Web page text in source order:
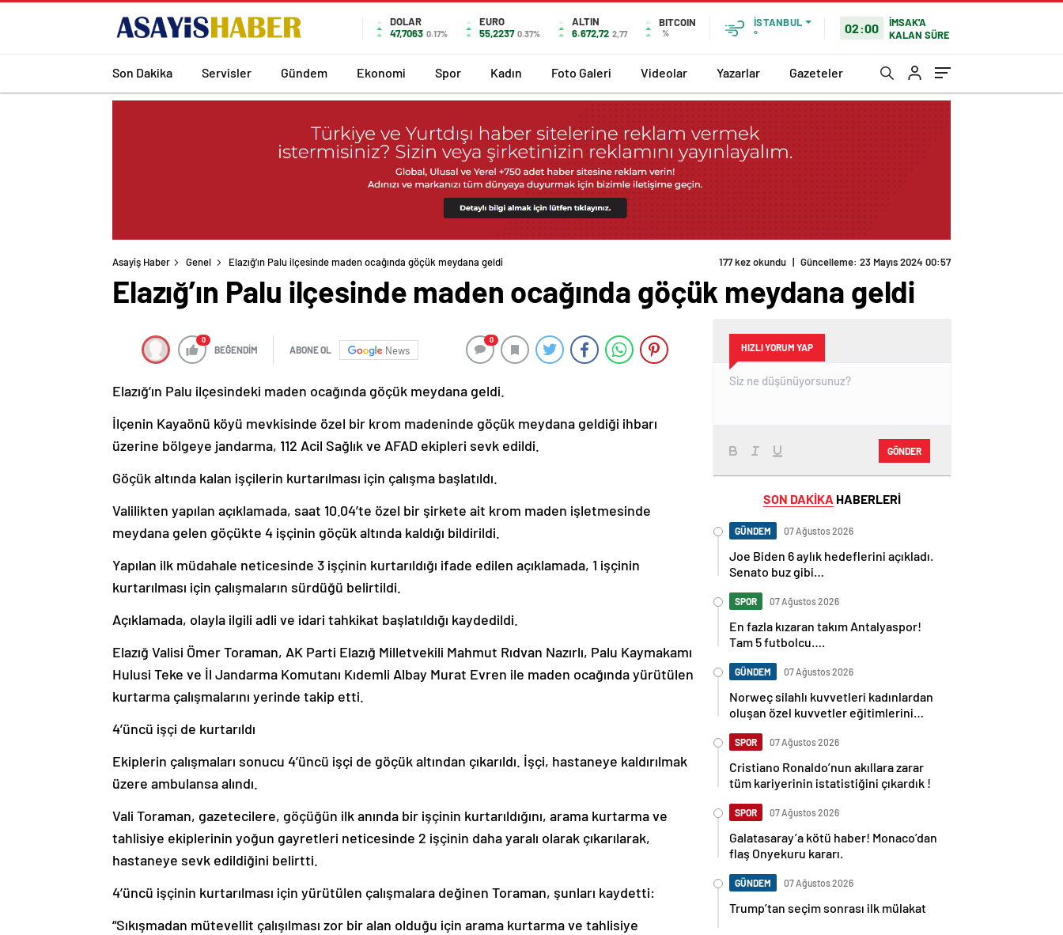
DOLAR
47,7063 0.17%
EURO
55,2237 0.37%
ALTIN
6.672,72 2,77
BITCOIN
%
İSTANBUL
°
02:00
İMSAK'A
KALAN SÜRE
Son Dakika Servisler Gündem Ekonomi Spor Kadın Foto Galeri Videolar Yazarlar Gazeteler
Asayiş Haber Genel Elazığ’ın Palu ilçesinde maden ocağında göçük meydana geldi 177 kez okundu | Güncelleme: 23 Mayıs 2024 00:57
Elazığ’ın Palu ilçesinde maden ocağında göçük meydana geldi
0
BEĞENDİM ABONE OL News
0
Elazığ’ın Palu ilçesindeki maden ocağında göçük meydana geldi.
İlçenin Kayaönü köyü mevkisinde özel bir krom madeninde göçük meydana geldiği ihbarı
üzerine bölgeye jandarma, 112 Acil Sağlık ve AFAD ekipleri sevk edildi.
Göçük altında kalan işçilerin kurtarılması için çalışma başlatıldı.
Valilikten yapılan açıklamada, saat 10.04’te özel bir şirkete ait krom maden işletmesinde
meydana gelen göçükte 4 işçinin göçük altında kaldığı bildirildi.
Yapılan ilk müdahale neticesinde 3 işçinin kurtarıldığı ifade edilen açıklamada, 1 işçinin
kurtarılması için çalışmaların sürdüğü belirtildi.
Açıklamada, olayla ilgili adli ve idari tahkikat başlatıldığı kaydedildi.
Elazığ Valisi Ömer Toraman, AK Parti Elazığ Milletvekili Mahmut Rıdvan Nazırlı, Palu Kaymakamı
Hulusi Teke ve İl Jandarma Komutanı Kıdemli Albay Murat Evren ile maden ocağında yürütülen
kurtarma çalışmalarını yerinde takip etti.
4’üncü işçi de kurtarıldı
Ekiplerin çalışmaları sonucu 4’üncü işçi de göçük altından çıkarıldı. İşçi, hastaneye kaldırılmak
üzere ambulansa alındı.
Vali Toraman, gazetecilere, göçüğün ilk anında bir işçinin kurtarıldığını, arama kurtarma ve
tahlisiye ekiplerinin yoğun gayretleri neticesinde 2 işçinin daha yaralı olarak çıkarılarak,
hastaneye sevk edildiğini belirtti.
4’üncü işçinin kurtarılması için yürütülen çalışmalara değinen Toraman, şunları kaydetti:
“Sıkışmadan mütevellit çalışılması zor bir alan olduğu için arama kurtarma ve tahlisiye
HIZLI YORUM YAP
GÖNDER
SON DAKİKA HABERLERİ
GÜNDEM 07 Ağustos 2026
Joe Biden 6 aylık hedeflerini açıkladı.
Senato buz gibi…
SPOR 07 Ağustos 2026
En fazla kızaran takım Antalyaspor!
Tam 5 futbolcu….
GÜNDEM 07 Ağustos 2026
Norweç silahlı kuvvetleri kadınlardan
oluşan özel kuvvetler eğitimlerini
SPOR 07 Ağustos 2026
Cristiano Ronaldo’nun akıllara zarar
tüm kariyerinin istatistiğini çıkardık !
SPOR 07 Ağustos 2026
Galatasaray’a kötü haber! Monaco’dan
flaş Onyekuru kararı.
GÜNDEM 07 Ağustos 2026
Trump’tan seçim sonrası ilk mülakat